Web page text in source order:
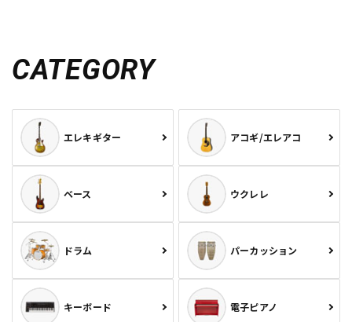
CATEGORY
エレキギター アコギ/エレアコ
ベース ウクレレ
ドラム パーカッション
キーボード 電子ピアノ